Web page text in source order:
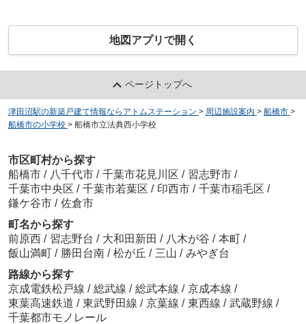
地図アプリで開く
ページトップへ
津田沼駅の新築戸建て情報ならアトムステーション > 周辺施設案内 > 船橋市 >
船橋市の小学校 > 船橋市立法典西小学校
市区町村から探す
船橋市 / 八千代市 / 千葉市花見川区 / 習志野市 /
千葉市中央区 / 千葉市若葉区 / 印西市 / 千葉市稲毛区 /
鎌ケ谷市 / 佐倉市
町名から探す
前原西 / 習志野台 / 大和田新田 / 八木が谷 / 本町 /
飯山満町 / 勝田台南 / 松が丘 / 三山 / みやぎ台
路線から探す
京成電鉄松戸線 / 総武線 / 総武本線 / 京成本線 /
東葉高速鉄道 / 東武野田線 / 京葉線 / 東西線 / 武蔵野線 /
千葉都市モノレール